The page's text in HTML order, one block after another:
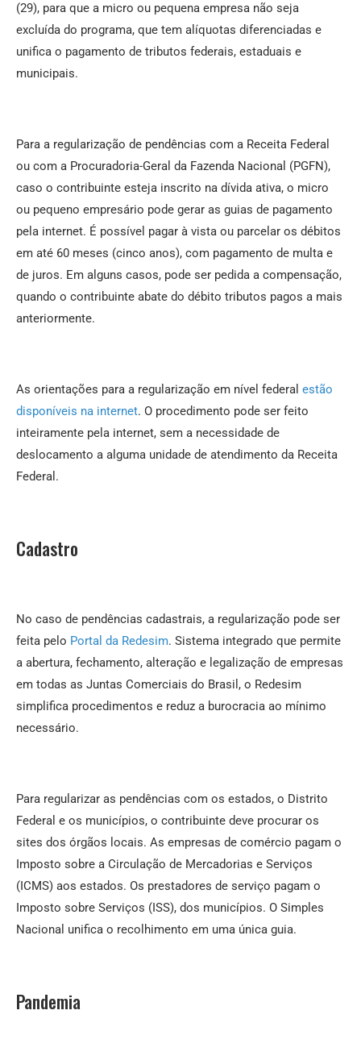
(29), para que a micro ou pequena empresa não seja
excluída do programa, que tem alíquotas diferenciadas e
unifica o pagamento de tributos federais, estaduais e
municipais.
Para a regularização de pendências com a Receita Federal
ou com a Procuradoria-Geral da Fazenda Nacional (PGFN),
caso o contribuinte esteja inscrito na dívida ativa, o micro
ou pequeno empresário pode gerar as guias de pagamento
pela internet. É possível pagar à vista ou parcelar os débitos
em até 60 meses (cinco anos), com pagamento de multa e
de juros. Em alguns casos, pode ser pedida a compensação,
quando o contribuinte abate do débito tributos pagos a mais
anteriormente.
As orientações para a regularização em nível federal estão
disponíveis na internet. O procedimento pode ser feito
inteiramente pela internet, sem a necessidade de
deslocamento a alguma unidade de atendimento da Receita
Federal.
Cadastro
No caso de pendências cadastrais, a regularização pode ser
feita pelo Portal da Redesim. Sistema integrado que permite
a abertura, fechamento, alteração e legalização de empresas
em todas as Juntas Comerciais do Brasil, o Redesim
simplifica procedimentos e reduz a burocracia ao mínimo
necessário.
Para regularizar as pendências com os estados, o Distrito
Federal e os municípios, o contribuinte deve procurar os
sites dos órgãos locais. As empresas de comércio pagam o
Imposto sobre a Circulação de Mercadorias e Serviços
(ICMS) aos estados. Os prestadores de serviço pagam o
Imposto sobre Serviços (ISS), dos municípios. O Simples
Nacional unifica o recolhimento em uma única guia.
Pandemia